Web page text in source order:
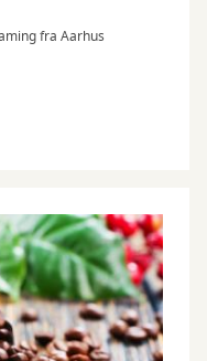
fra Aarhus